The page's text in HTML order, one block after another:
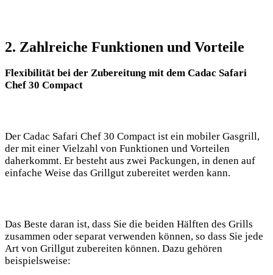
2. ‍Zahlreiche Funktionen und Vorteile
Flexibilität bei der Zubereitung mit dem Cadac Safari⁤
Chef 30 Compact
Der Cadac Safari Chef 30 Compact ist ein mobiler Gasgrill,
der mit einer Vielzahl von Funktionen und Vorteilen
daherkommt. Er besteht aus zwei Packungen, in denen auf
einfache Weise das Grillgut zubereitet werden kann.
Das Beste daran ist, dass Sie die beiden‌ Hälften des⁤ Grills
zusammen oder⁢ separat verwenden‌ können, so dass Sie jede
Art von ⁣Grillgut ‍zubereiten können. Dazu gehören
beispielsweise: